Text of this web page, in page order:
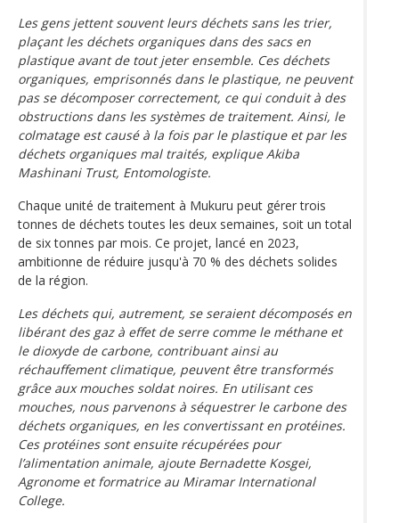
Les gens jettent souvent leurs déchets sans les trier,
plaçant les déchets organiques dans des sacs en
plastique avant de tout jeter ensemble. Ces déchets
organiques, emprisonnés dans le plastique, ne peuvent
pas se décomposer correctement, ce qui conduit à des
obstructions dans les systèmes de traitement. Ainsi, le
colmatage est causé à la fois par le plastique et par les
déchets organiques mal traités, explique Akiba
Mashinani Trust, Entomologiste.
Chaque unité de traitement à Mukuru peut gérer trois
tonnes de déchets toutes les deux semaines, soit un total
de six tonnes par mois. Ce projet, lancé en 2023,
ambitionne de réduire jusqu'à 70 % des déchets solides
de la région.
Les déchets qui, autrement, se seraient décomposés en
libérant des gaz à effet de serre comme le méthane et
le dioxyde de carbone, contribuant ainsi au
réchauffement climatique, peuvent être transformés
grâce aux mouches soldat noires. En utilisant ces
mouches, nous parvenons à séquestrer le carbone des
déchets organiques, en les convertissant en protéines.
Ces protéines sont ensuite récupérées pour
l’alimentation animale, ajoute Bernadette Kosgei,
Agronome et formatrice au Miramar International
College.